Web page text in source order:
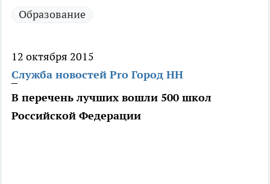
Образование
12 октября 2015
Служба новостей Pro Город НН
В перечень лучших вошли 500 школ
Российской Федерации